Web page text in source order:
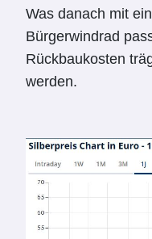
Was danach mit
Bürgerwindrad
Rückbaukosten
werden.